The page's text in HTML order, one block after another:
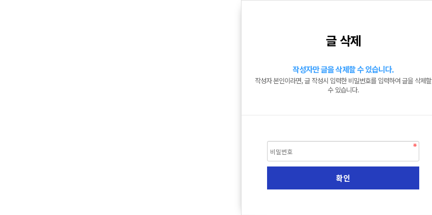
글 삭제
작성자만 글을 삭제할 수 있습니다.
작성자 본인이라면, 글 작성시 입력한 비밀번호를 입력하여 글을 삭제할
수 있습니다.